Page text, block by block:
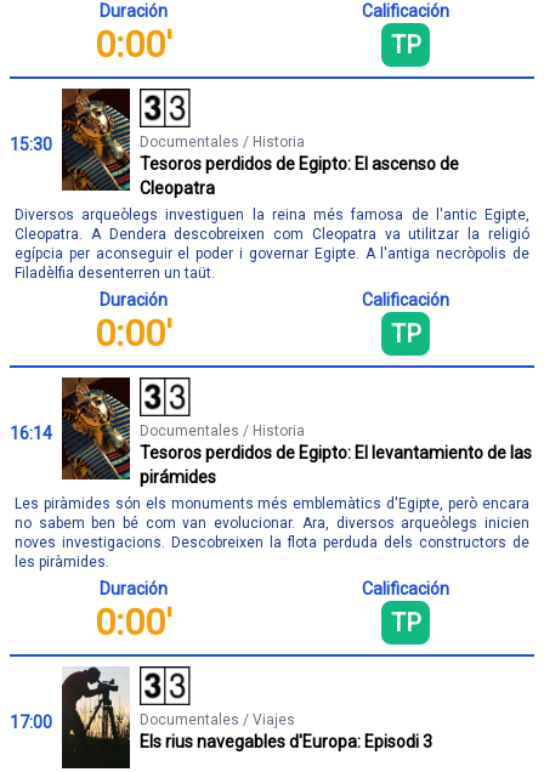
Duración
0:00'
Calificación
TP
15:30 Documentales / Historia
Tesoros perdidos de Egipto: El ascenso de
Cleopatra
Diversos arqueòlegs investiguen la reina més famosa de l'antic Egipte,
Cleopatra. A Dendera descobreixen com Cleopatra va utilitzar la religió
egípcia per aconseguir el poder i governar Egipte. A l'antiga necròpolis de
Filadèlfia desenterren un taüt.
Duración
0:00'
Calificación
TP
16:14 Documentales / Historia
Tesoros perdidos de Egipto: El levantamiento de las
pirámides
Les piràmides són els monuments més emblemàtics d'Egipte, però encara
no sabem ben bé com van evolucionar. Ara, diversos arqueòlegs inicien
noves investigacions. Descobreixen la flota perduda dels constructors de
les piràmides.
Duración
0:00'
Calificación
TP
17:00 Documentales / Viajes
Els rius navegables d'Europa: Episodi 3